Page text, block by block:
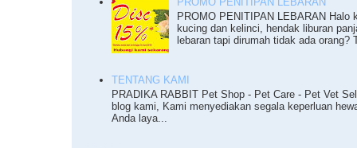
PROMO PENITIPAN LEBARAN Halo
kucing dan kelinci, hendak liburan
lebaran tapi dirumah tidak ada orang?
TENTANG KAMI
PRADIKA RABBIT Pet Shop - Pet Care - Pet Vet
blog kami, Kami menyediakan segala keperluan
Anda laya...